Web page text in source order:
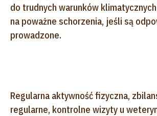
do trudnych warunków
na poważne schorzenia, jeśli są
prowadzone.
Regularna aktywność fizyczna,
regularne, kontrolne wizyty u